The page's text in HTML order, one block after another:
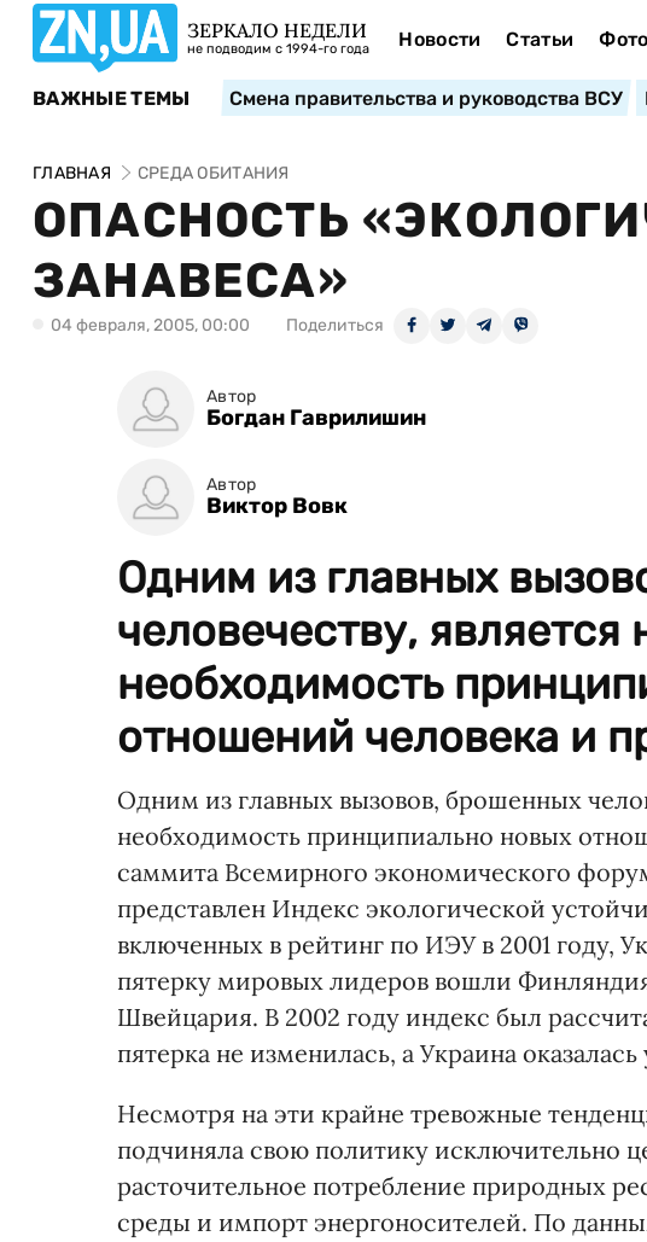
ЗЕРКАЛО НЕДЕЛИ
не подводим с 1994-го года Новости Статьи
ВАЖНЫЕ ТЕМЫ Смена правительства и руководства ВСУ
ГЛАВНАЯ СРЕДА ОБИТАНИЯ
ОПАСНОСТЬ
ЗАНАВЕСА»
04 февраля, 2005, 00:00 Поделиться
Автор
Богдан Гаврилишин
Автор
Виктор Вовк
Одним из главных
человечеству, является
необходимость
отношений человека и
Одним из главных вызовов, брошенных
необходимость принципиально новых
саммита Всемирного экономического
представлен Индекс экологической
включенных в рейтинг по ИЭУ в 2001 году,
пятерку мировых лидеров вошли
Швейцария. В 2002 году индекс был
пятерка не изменилась, а Украина
Несмотря на эти крайне тревожные
подчиняла свою политику исключительно
расточительное потребление природных
среды и импорт энергоносителей. По